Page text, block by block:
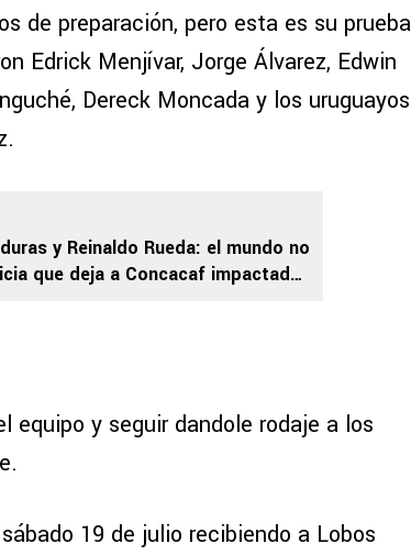
de preparación, pero esta es su prueba
Edrick Menjívar, Jorge Álvarez, Edwin
Dereck Moncada y los uruguayos
y Reinaldo Rueda: el mundo no
que deja a Concacaf impactada
equipo y seguir dandole rodaje a los
19 de julio recibiendo a Lobos